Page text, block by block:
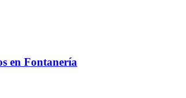
en Fontanería